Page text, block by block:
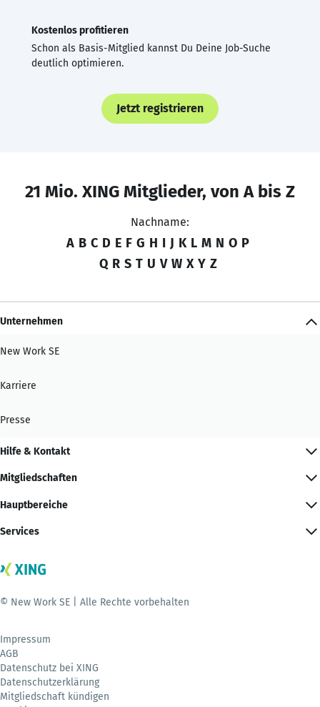
Kostenlos profitieren
Schon als Basis-Mitglied kannst Du Deine Job-Suche
deutlich optimieren.
Jetzt registrieren
21 Mio. XING Mitglieder, von A bis Z
Nachname:
A B C D E F G H I J K L M N O P
Q R S T U V W X Y Z
Unternehmen
New Work SE
Karriere
Presse
Hilfe & Kontakt
Mitgliedschaften
Hauptbereiche
Services
© New Work SE | Alle Rechte vorbehalten
Impressum
AGB
Datenschutz bei XING
Datenschutzerklärung
Mitgliedschaft kündigen